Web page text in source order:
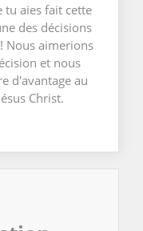
tu aies fait cette
des décisions
Nous aimerions
et nous
d'avantage au
Christ.